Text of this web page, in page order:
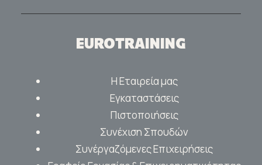
EUROTRAINING
Η Εταιρεία μας
Εγκαταστάσεις
Πιστοποιήσεις
Συνέχιση Σπουδών
Συνέργαζόμενες Επιχειρήσεις